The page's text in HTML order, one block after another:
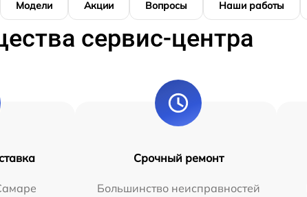
Модели Акции Вопросы Наши работы
сервис-центра
Срочный ремонт
Большинство неисправностей